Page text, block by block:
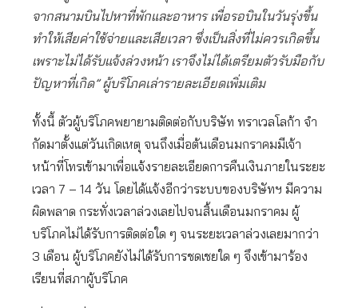
จากสนามบินไปหาที่พักและอาหาร เพื่อรอบินในวันรุ่งขึ้น
ทำให้เสียค่าใช้จ่ายและเสียเวลา ซึ่งเป็นสิ่งที่ไม่ควรเกิดขึ้น
เพราะไม่ได้รับแจ้งล่วงหน้า เราจึงไม่ได้เตรียมตัวรับมือกับ
ปัญหาที่เกิด” ผู้บริโภคเล่ารายละเอียดเพิ่มเติม
ทั้งนี้ ตัวผู้บริโภคพยายามติดต่อกับบริษัท ทราเวลโลก้า จํา
กัดมาตั้งแต่วันเกิดเหตุ จนถึงเมื่อต้นเดือนมกราคมมีเจ้า
หน้าที่โทรเข้ามาเพื่อแจ้งรายละเอียดการคืนเงินภายในระยะ
เวลา 7 – 14 วัน โดยได้แจ้งอีกว่าระบบของบริษัทฯ มีความ
ผิดพลาด กระทั่งเวลาล่วงเลยไปจนสิ้นเดือนมกราคม ผู้
บริโภคไม่ได้รับการติดต่อใด ๆ จนระยะเวลาล่วงเลยมากว่า
3 เดือน ผู้บริโภคยังไม่ได้รับการชดเชยใด ๆ จึงเข้ามาร้อง
เรียนที่สภาผู้บริโภค